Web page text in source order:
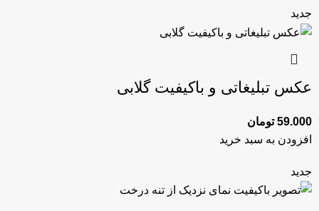
جدید
عکس تبلیغاتی و باکیفیت گلابی
59.000 تومان
افزودن به سبد خرید
جدید